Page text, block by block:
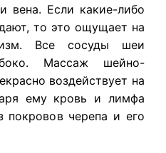
вена. Если какие-либо
то это ощущает на
Все сосуды шеи
Массаж шейно-
воздействует на
ему кровь и лимфа
покровов черепа и его